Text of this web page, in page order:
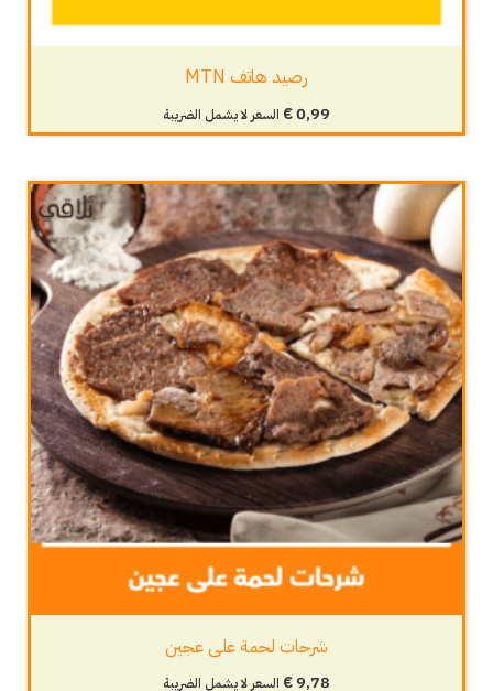
رصيد هاتف MTN
€0,99 السعر لا يشمل الضريبة
شرحات لحمة على عجين
€9,78 السعر لا يشمل الضريبة